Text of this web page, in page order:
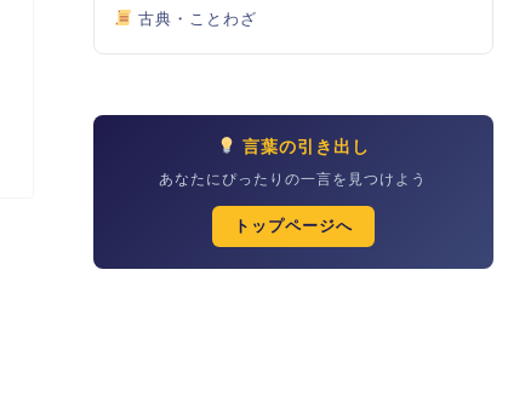
古典・ことわざ
言葉の引き出し
あなたにぴったりの一言を見つけよう
トップページへ